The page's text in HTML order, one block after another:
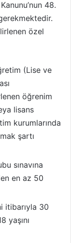
48.
özel
(Lise ve
öğrenim
lisans
kurumlarında
şartı
sınavına
en az 50
itibarıyla 30
yaşını